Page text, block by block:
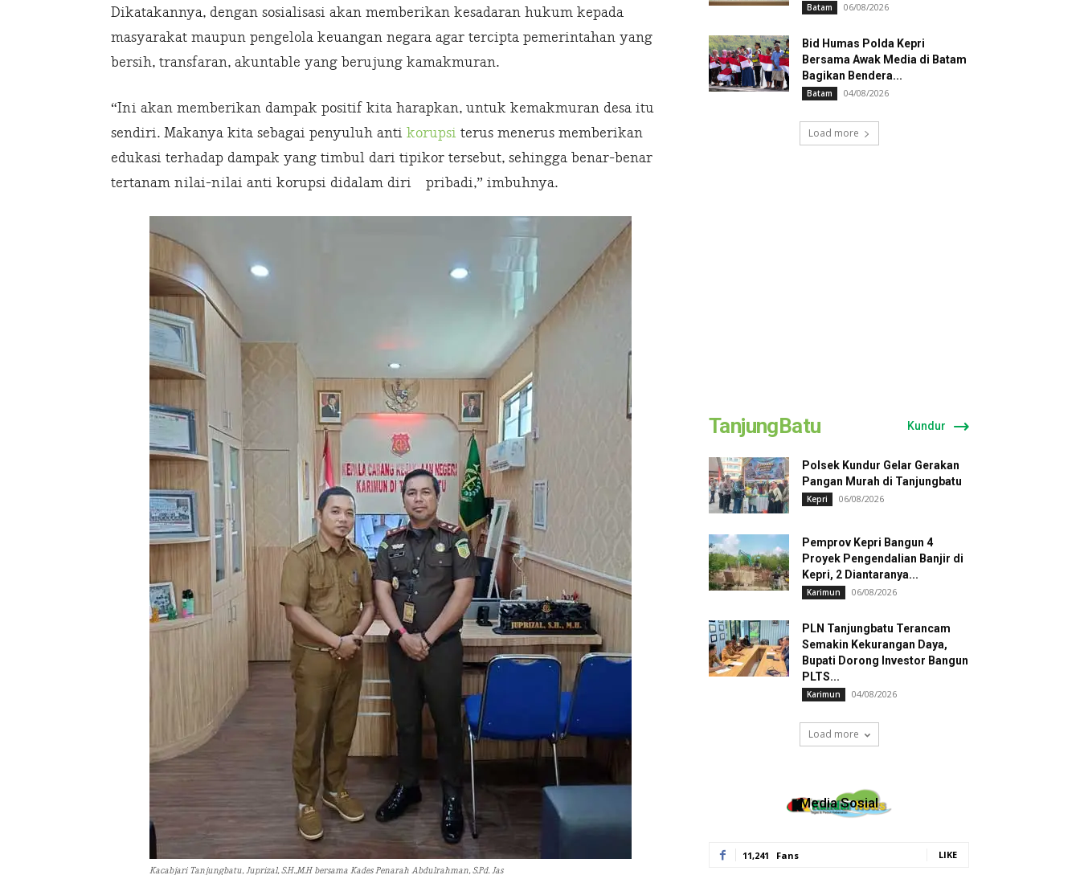
Dikatakannya, dengan sosialisasi akan memberikan kesadaran hukum kepada
masyarakat maupun pengelola keuangan negara agar tercipta pemerintahan yang
bersih, transfaran, akuntable yang berujung kamakmuran.
“Ini akan memberikan dampak positif kita harapkan, untuk kemakmuran desa itu
sendiri. Makanya kita sebagai penyuluh anti korupsi terus menerus memberikan
edukasi terhadap dampak yang timbul dari tipikor tersebut, sehingga benar-benar
tertanam nilai-nilai anti korupsi didalam diri pribadi,” imbuhnya.
Kacabjari Tanjungbatu, Juprizal, S.H.,M.H bersama Kades Penarah Abdulrahman, S.Pd. Jas
Batam 06/08/2026
Bid Humas Polda Kepri
Bersama Awak Media di Batam
Bagikan Bendera...
Batam 04/08/2026
Load more
TanjungBatu Kundur
Polsek Kundur Gelar Gerakan
Pangan Murah di Tanjungbatu
Kepri 06/08/2026
Pemprov Kepri Bangun 4
Proyek Pengendalian Banjir di
Kepri, 2 Diantaranya...
Karimun 06/08/2026
PLN Tanjungbatu Terancam
Semakin Kekurangan Daya,
Bupati Dorong Investor Bangun
PLTS...
Karimun 04/08/2026
Load more
Media Sosial
11,241 Fans LIKE